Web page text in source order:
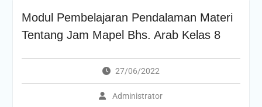
Modul Pembelajaran Pendalaman Materi
Tentang Jam Mapel Bhs. Arab Kelas 8
27/06/2022
Administrator